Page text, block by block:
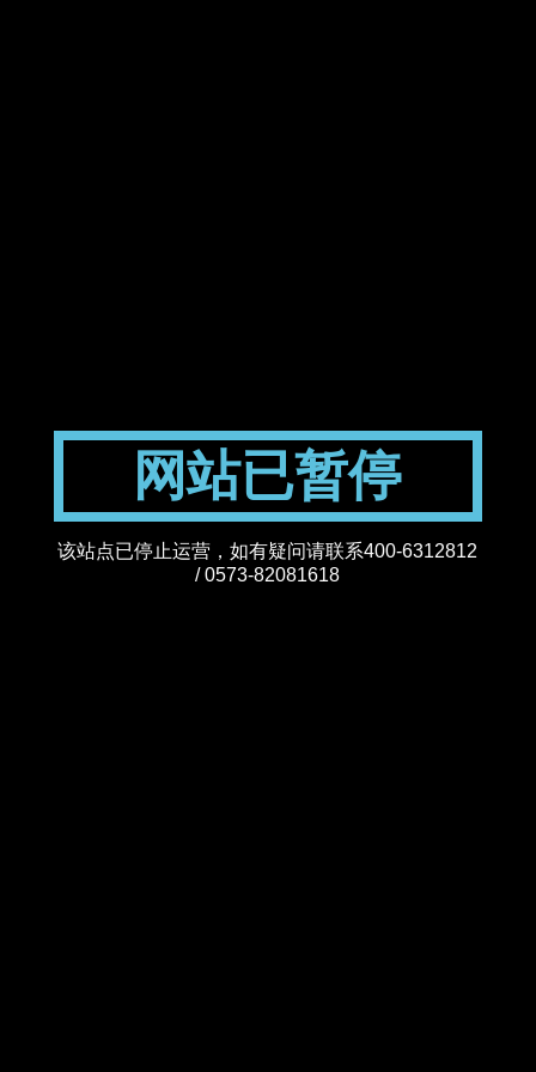
网站已暂停
该站点已停止运营，如有疑问请联系400-6312812
/ 0573-82081618